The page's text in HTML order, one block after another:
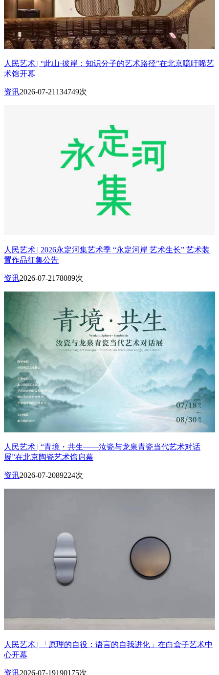
人民艺术 | “此山·彼岸：知识分子的艺术路径”在北京噫吁唏艺
术馆开幕
资讯2026-07-21 134749次
人民艺术 | 2026永定河集艺术季 “永定河岸 艺术生长” 艺术装
置作品征集公告
资讯2026-07-21 78089次
人民艺术 | “青境・共生——汝瓷与龙泉青瓷当代艺术对话
展”在北京陶瓷艺术馆启幕
资讯2026-07-2089224次
人民艺术 | 「原理的自役：语言的自我进化」在白盒子艺术中
心开幕
资讯2026-07-19190175次